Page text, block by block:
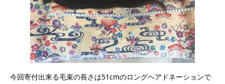
今回寄付出来る毛束の長さは51cmのロングヘアドネーションで